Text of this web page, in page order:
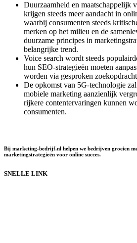
Duurzaamheid en maatschappelijk
krijgen steeds meer aandacht in
waarbij consumenten steeds
merken op het milieu en de
duurzame principes in
belangrijke trend.
Voice search wordt steeds
hun SEO-strategieën moeten
worden via gesproken
De opkomst van 5G-technologie
mobiele marketing aanzienlijk
rijkere contentervaringen kunnen
consumenten.
Bij marketing-bedrijf.nl helpen we bedrijven groeien
marketingstrategieën voor online succes.
SNELLE LINK